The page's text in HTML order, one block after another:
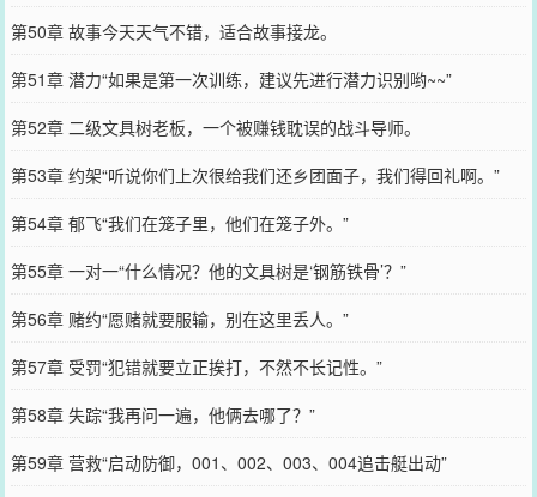
第50章 故事今天天气不错，适合故事接龙。
第51章 潜力“如果是第一次训练，建议先进行潜力识别哟~~”
第52章 二级文具树老板，一个被赚钱耽误的战斗导师。
第53章 约架“听说你们上次很给我们还乡团面子，我们得回礼啊。”
第54章 郁飞“我们在笼子里，他们在笼子外。”
第55章 一对一“什么情况？他的文具树是‘钢筋铁骨’？”
第56章 赌约“愿赌就要服输，别在这里丢人。”
第57章 受罚“犯错就要立正挨打，不然不长记性。”
第58章 失踪“我再问一遍，他俩去哪了？”
第59章 营救“启动防御，001、002、003、004追击艇出动”